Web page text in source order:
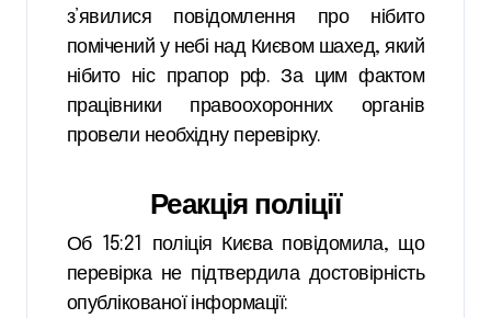
з’явилися повідомлення про нібито
помічений у небі над Києвом шахед, який
нібито ніс прапор рф. За цим фактом
працівники правоохоронних органів
провели необхідну перевірку.
Реакція поліції
Об 15:21 поліція Києва повідомила, що
перевірка не підтвердила достовірність
опублікованої інформації: